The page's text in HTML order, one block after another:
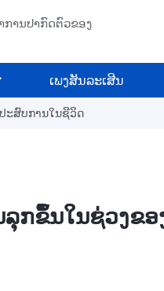
ານປາກົດຕົວຂອງ
ເພງສັນລະເສີນ
ະສົບການໃນຊີວິດ
ລຸກຂຶ້ນໃນຊ່ວງຂ